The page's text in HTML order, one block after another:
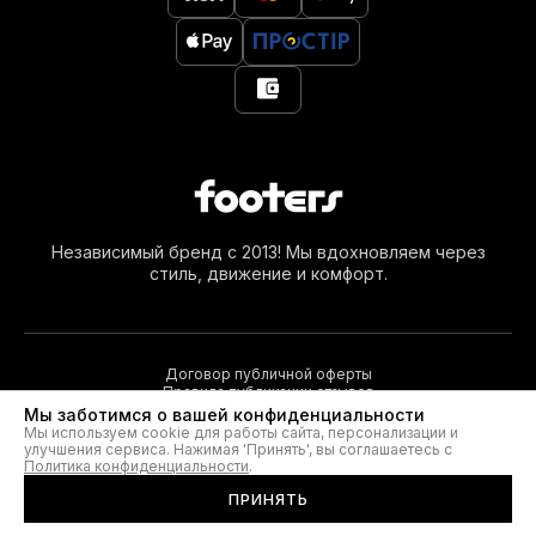
Независимый бренд с 2013! Мы вдохновляем через
стиль, движение и комфорт.
© 2026. Footers®
Договор публичной оферты
Правила публикации отзывов
Мы заботимся о вашей конфиденциальности
Мы используем cookie для работы сайта, персонализации и
улучшения сервиса. Нажимая 'Принять', вы соглашаетесь с
Политика конфиденциальности.
ПРИНЯТЬ